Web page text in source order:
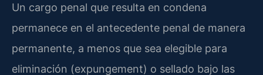
Un cargo penal que resulta en condena
permanece en el antecedente penal de manera
permanente, a menos que sea elegible para
eliminación (expungement) o sellado bajo las